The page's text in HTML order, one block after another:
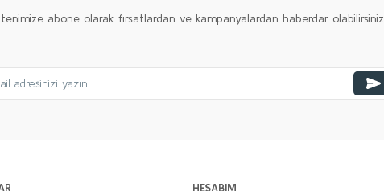
abone olarak fırsatlardan ve kampanyalardan haberdar olabilirsiniz.
HESABIM